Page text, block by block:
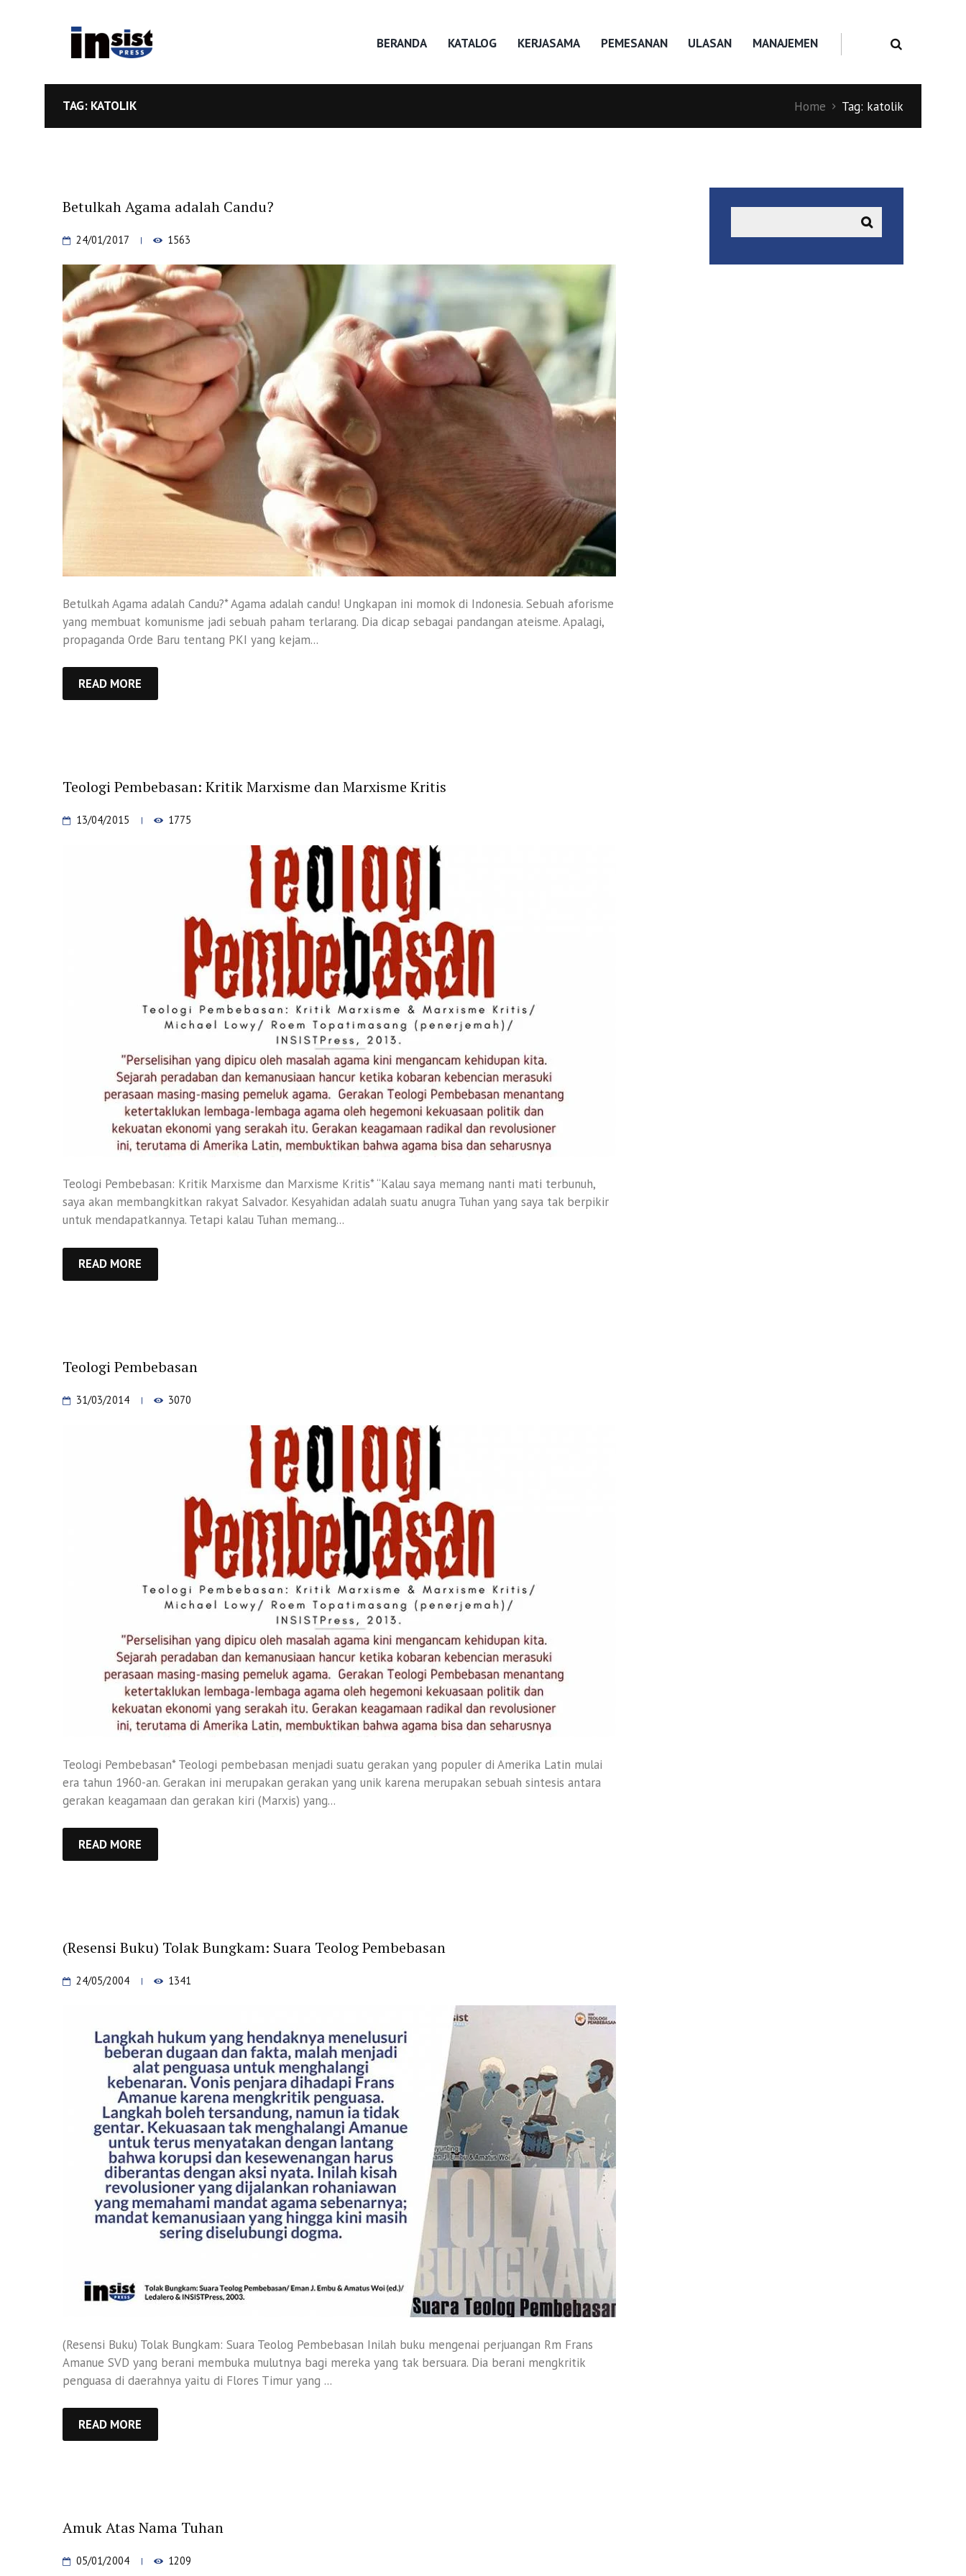
BERANDA KATALOG KERJASAMA PEMESANAN ULASAN MANAJEMEN
TAG: KATOLIK Home Tag: katolik
Betulkah Agama adalah Candu?
24/01/2017 1563
Betulkah Agama adalah Candu?* Agama adalah candu! Ungkapan ini momok di Indonesia. Sebuah aforisme
yang membuat komunisme jadi sebuah paham terlarang. Dia dicap sebagai pandangan ateisme. Apalagi,
propaganda Orde Baru tentang PKI yang kejam...
READ MORE
Teologi Pembebasan: Kritik Marxisme dan Marxisme Kritis
13/04/2015 1775
Teologi Pembebasan: Kritik Marxisme dan Marxisme Kritis* “Kalau saya memang nanti mati terbunuh,
saya akan membangkitkan rakyat Salvador. Kesyahidan adalah suatu anugra Tuhan yang saya tak berpikir
untuk mendapatkannya. Tetapi kalau Tuhan memang...
READ MORE
Teologi Pembebasan
31/03/2014 3070
Teologi Pembebasan* Teologi pembebasan menjadi suatu gerakan yang populer di Amerika Latin mulai
era tahun 1960-an. Gerakan ini merupakan gerakan yang unik karena merupakan sebuah sintesis antara
gerakan keagamaan dan gerakan kiri (Marxis) yang...
READ MORE
(Resensi Buku) Tolak Bungkam: Suara Teolog Pembebasan
24/05/2004 1341
(Resensi Buku) Tolak Bungkam: Suara Teolog Pembebasan Inilah buku mengenai perjuangan Rm Frans
Amanue SVD yang berani membuka mulutnya bagi mereka yang tak bersuara. Dia berani mengkritik
penguasa di daerahnya yaitu di Flores Timur yang ...
READ MORE
Amuk Atas Nama Tuhan
05/01/2004 1209